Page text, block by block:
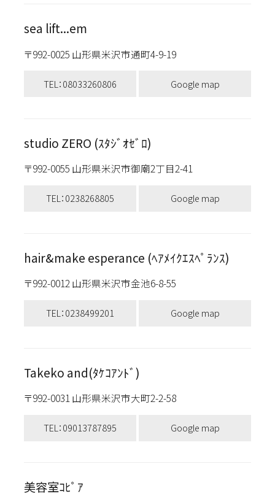
sea lift...em
〒992-0025 山形県米沢市通町4-9-19
TEL：08033260806 Google map
studio ZERO (ｽﾀｼﾞｵｾﾞﾛ)
〒992-0055 山形県米沢市御廟2丁目2-41
TEL：0238268805 Google map
hair&make esperance (ﾍｱﾒｲｸｴｽﾍﾟﾗﾝｽ)
〒992-0012 山形県米沢市金池6-8-55
TEL：0238499201 Google map
Takeko and(ﾀｹｺｱﾝﾄﾞ)
〒992-0031 山形県米沢市大町2-2-58
TEL：09013787895 Google map
美容室ｺﾋﾟｱ